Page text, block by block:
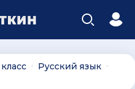
∙ Русский язык ∙